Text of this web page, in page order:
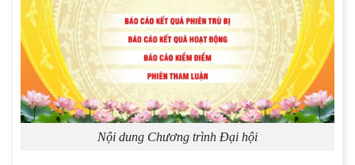
Nội dung Chương trình Đại hội